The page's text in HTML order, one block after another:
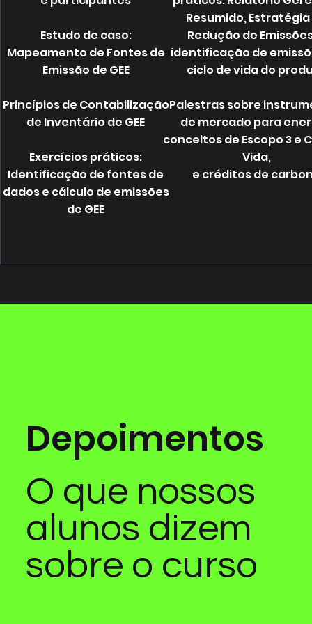
Estudo de caso:
Mapeamento de Fontes de
Emissão de GEE
Princípios de Contabilização
de Inventário de GEE
Exercícios práticos:
Identificação de fontes de
dados e cálculo de emissões
de GEE
Resumido,
Redução de
identificação de
ciclo de vida do
Palestras sobre
de mercado para
conceitos de Escopo 3 e
Vida,
e créditos de
Depoimentos
O que nossos
alunos dizem
sobre o curso